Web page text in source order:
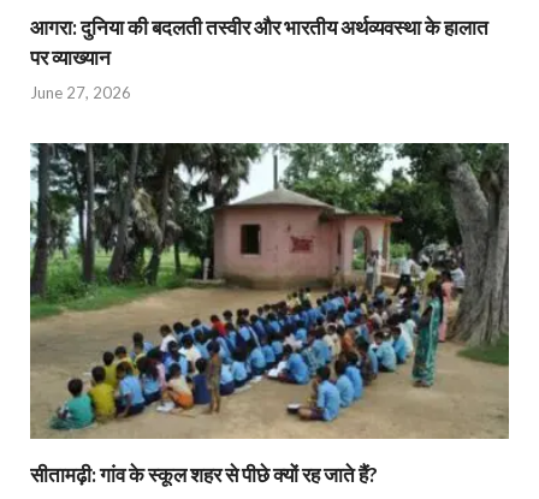
आगरा: दुनिया की बदलती तस्वीर और भारतीय अर्थव्यवस्था के हालात
पर व्याख्यान
June 27, 2026
सीतामढ़ी: गांव के स्कूल शहर से पीछे क्यों रह जाते हैं?